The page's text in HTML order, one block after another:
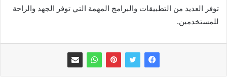
توفر العديد من التطبيقات والبرامج المهمة التي توفر الجهد والراحة
للمستخدمين.